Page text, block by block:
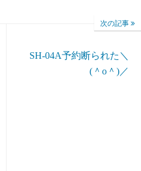
次の記事
SH-04A予約断られた＼
(＾o＾)／